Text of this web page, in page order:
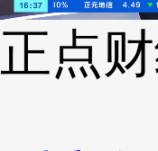
大国智造 大国展
正点